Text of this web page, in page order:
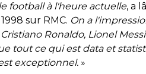
football à l'heure actuelle, a
sur RMC. On a
Ronaldo, Lionel
tout ce qui est data et
exceptionnel. »